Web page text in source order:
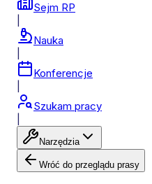
Sejm RP
Nauka
Konferencje
Szukam pracy
Narzędzia
Wróć do przeglądu prasy